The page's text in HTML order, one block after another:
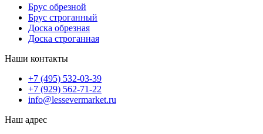
Брус обрезной
Брус строганный
Доска обрезная
Доска строганная
Наши контакты
+7 (495) 532-03-39
+7 (929) 562-71-22
info@lessevermarket.ru
Наш адрес